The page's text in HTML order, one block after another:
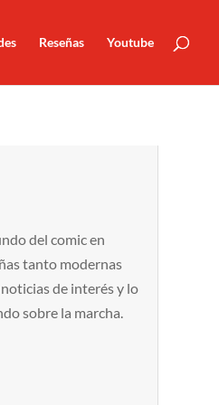
Reseñas Youtube
del comic en
tanto modernas
de interés y lo
sobre la marcha.